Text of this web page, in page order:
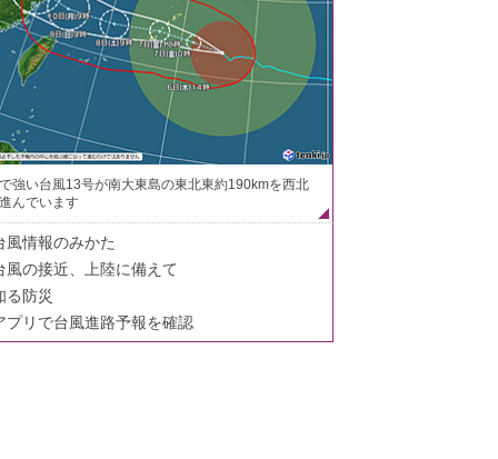
強い台風13号が南大東島の東北東約190kmを西北
んでいます
風情報のみかた
風の接近、上陸に備えて
る防災
プリで台風進路予報を確認